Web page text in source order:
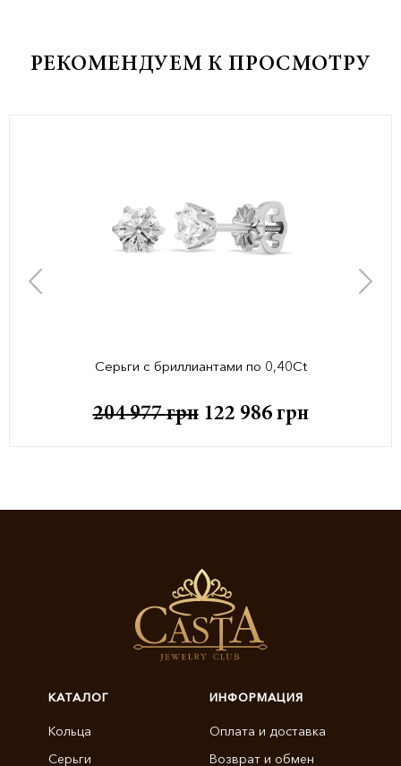
РЕКОМЕНДУЕМ К ПРОСМОТРУ
Серьги с бриллиантами по 0,40Ct
204 977грн 122 986 грн
КАТАЛОГ
Кольца
Серьги
ИНФОРМАЦИЯ
Оплата и доставка
Возврат и обмен